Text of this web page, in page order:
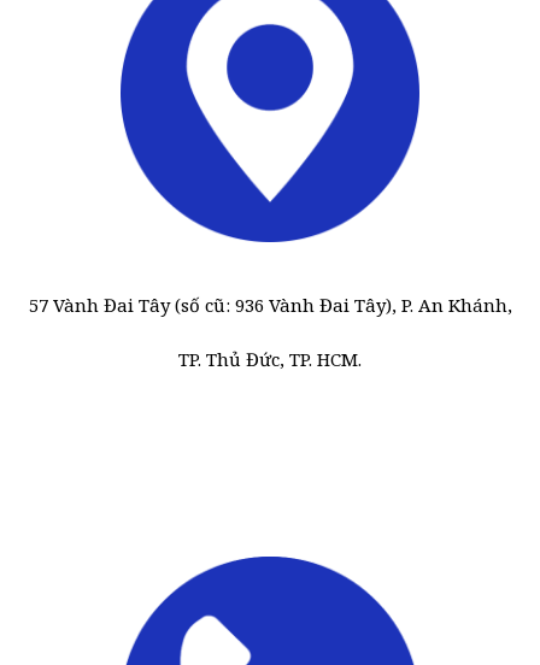
57 Vành Đai Tây (số cũ: 936 Vành Đai Tây), P. An Khánh,
TP. Thủ Đức, TP. HCM.